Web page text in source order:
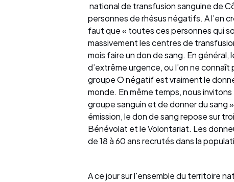
national de transfusion sanguine de
personnes de rhésus négatifs. A l’en
faut que « toutes ces personnes qui
massivement les centres de
mois faire un don de sang. En
d’extrême urgence, ou l’on ne connaît
groupe O négatif est vraiment le
monde. En même temps, nous
groupe sanguin et de donner du sang
émission, le don de sang repose sur
Bénévolat et le Volontariat. Les
de 18 à 60 ans recrutés dans la
A ce jour sur l'ensemble du territoire